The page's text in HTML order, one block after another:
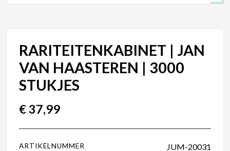
RARITEITENKABINET | JAN
VAN HAASTEREN | 3000
STUKJES
€37,99
ARTIKELNUMMER JUM-20031